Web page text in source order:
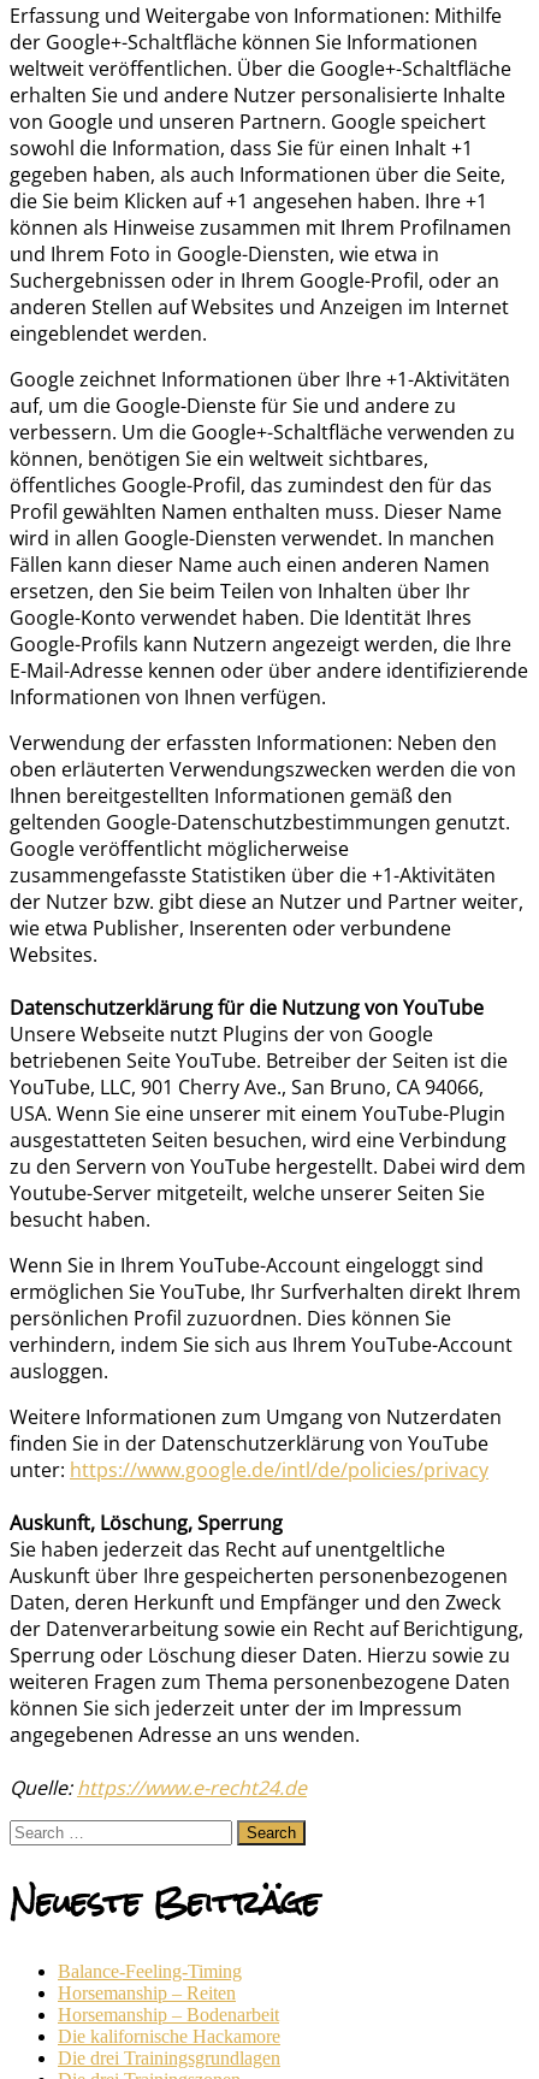
Erfassung und Weitergabe von Informationen: Mithilfe
der Google+-Schaltfläche können Sie Informationen
weltweit veröffentlichen. Über die Google+-Schaltfläche
erhalten Sie und andere Nutzer personalisierte Inhalte
von Google und unseren Partnern. Google speichert
sowohl die Information, dass Sie für einen Inhalt +1
gegeben haben, als auch Informationen über die Seite,
die Sie beim Klicken auf +1 angesehen haben. Ihre +1
können als Hinweise zusammen mit Ihrem Profilnamen
und Ihrem Foto in Google-Diensten, wie etwa in
Suchergebnissen oder in Ihrem Google-Profil, oder an
anderen Stellen auf Websites und Anzeigen im Internet
eingeblendet werden.
Google zeichnet Informationen über Ihre +1-Aktivitäten
auf, um die Google-Dienste für Sie und andere zu
verbessern. Um die Google+-Schaltfläche verwenden zu
können, benötigen Sie ein weltweit sichtbares,
öffentliches Google-Profil, das zumindest den für das
Profil gewählten Namen enthalten muss. Dieser Name
wird in allen Google-Diensten verwendet. In manchen
Fällen kann dieser Name auch einen anderen Namen
ersetzen, den Sie beim Teilen von Inhalten über Ihr
Google-Konto verwendet haben. Die Identität Ihres
Google-Profils kann Nutzern angezeigt werden, die Ihre
E-Mail-Adresse kennen oder über andere identifizierende
Informationen von Ihnen verfügen.
Verwendung der erfassten Informationen: Neben den
oben erläuterten Verwendungszwecken werden die von
Ihnen bereitgestellten Informationen gemäß den
geltenden Google-Datenschutzbestimmungen genutzt.
Google veröffentlicht möglicherweise
zusammengefasste Statistiken über die +1-Aktivitäten
der Nutzer bzw. gibt diese an Nutzer und Partner weiter,
wie etwa Publisher, Inserenten oder verbundene
Websites.
Datenschutzerklärung für die Nutzung von YouTube
Unsere Webseite nutzt Plugins der von Google
betriebenen Seite YouTube. Betreiber der Seiten ist die
YouTube, LLC, 901 Cherry Ave., San Bruno, CA 94066,
USA. Wenn Sie eine unserer mit einem YouTube-Plugin
ausgestatteten Seiten besuchen, wird eine Verbindung
zu den Servern von YouTube hergestellt. Dabei wird dem
Youtube-Server mitgeteilt, welche unserer Seiten Sie
besucht haben.
Wenn Sie in Ihrem YouTube-Account eingeloggt sind
ermöglichen Sie YouTube, Ihr Surfverhalten direkt Ihrem
persönlichen Profil zuzuordnen. Dies können Sie
verhindern, indem Sie sich aus Ihrem YouTube-Account
ausloggen.
Weitere Informationen zum Umgang von Nutzerdaten
finden Sie in der Datenschutzerklärung von YouTube
unter: https://www.google.de/intl/de/policies/privacy
Auskunft, Löschung, Sperrung
Sie haben jederzeit das Recht auf unentgeltliche
Auskunft über Ihre gespeicherten personenbezogenen
Daten, deren Herkunft und Empfänger und den Zweck
der Datenverarbeitung sowie ein Recht auf Berichtigung,
Sperrung oder Löschung dieser Daten. Hierzu sowie zu
weiteren Fragen zum Thema personenbezogene Daten
können Sie sich jederzeit unter der im Impressum
angegebenen Adresse an uns wenden.
Quelle:https://www.e-recht24.de
Search
for:
Neueste Beiträge
Balance-Feeling-Timing
Horsemanship – Reiten
Horsemanship – Bodenarbeit
Die kalifornische Hackamore
Die drei Trainingsgrundlagen